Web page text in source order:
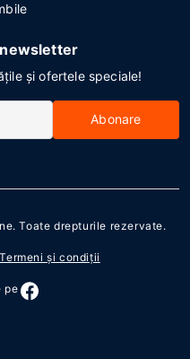
și ofertele speciale!
Abonare
. Toate drepturile rezervate.
Termeni şi condiţii
pe